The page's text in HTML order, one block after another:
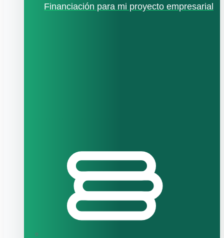
Financiación para mi proyecto empresarial